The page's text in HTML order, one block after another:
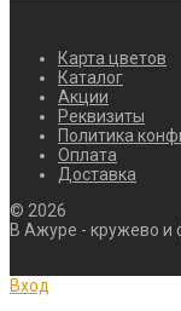
Карта цветов
Каталог
Акции
Реквизиты
Политика
Оплата
Доставка
© 2026
В Ажуре - кружево и
Вход